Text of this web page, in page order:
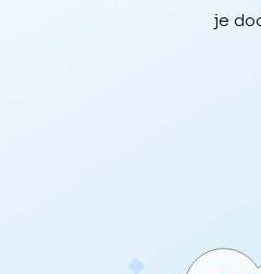
je